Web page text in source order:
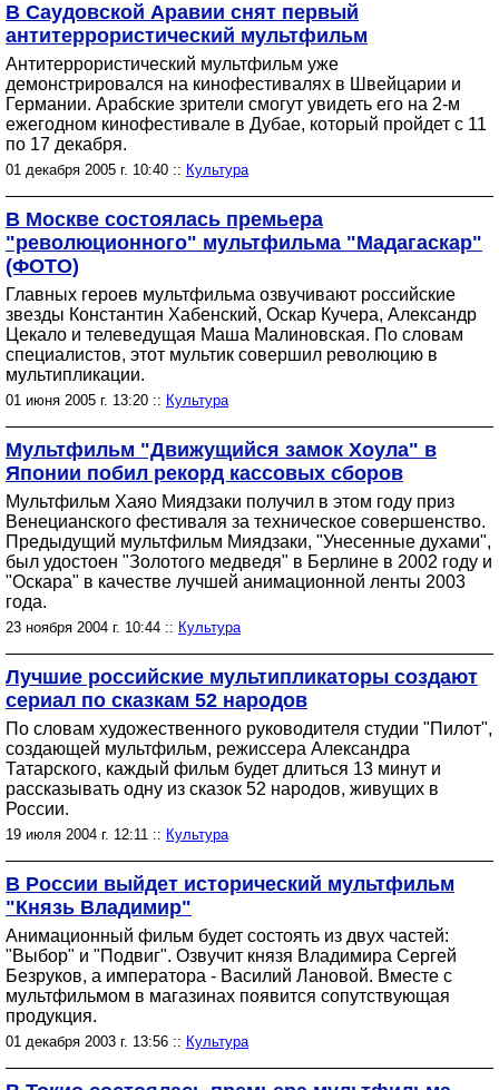
В Саудовской Аравии снят первый
антитеррористический мультфильм
Антитеррористический мультфильм уже
демонстрировался на кинофестивалях в Швейцарии и
Германии. Арабские зрители смогут увидеть его на 2-м
ежегодном кинофестивале в Дубае, который пройдет с 11
по 17 декабря.
01 декабря 2005 г. 10:40 :: Культура
В Москве состоялась премьера
"революционного" мультфильма "Мадагаскар"
(ФОТО)
Главных героев мультфильма озвучивают российские
звезды Константин Хабенский, Оскар Кучера, Александр
Цекало и телеведущая Маша Малиновская. По словам
специалистов, этот мультик совершил революцию в
мультипликации.
01 июня 2005 г. 13:20 :: Культура
Мультфильм "Движущийся замок Хоула" в
Японии побил рекорд кассовых сборов
Мультфильм Хаяо Миядзаки получил в этом году приз
Венецианского фестиваля за техническое совершенство.
Предыдущий мультфильм Миядзаки, "Унесенные духами",
был удостоен "Золотого медведя" в Берлине в 2002 году и
"Оскара" в качестве лучшей анимационной ленты 2003
года.
23 ноября 2004 г. 10:44 :: Культура
Лучшие российские мультипликаторы создают
сериал по сказкам 52 народов
По словам художественного руководителя студии "Пилот",
создающей мультфильм, режиссера Александра
Татарского, каждый фильм будет длиться 13 минут и
рассказывать одну из сказок 52 народов, живущих в
России.
19 июля 2004 г. 12:11 :: Культура
В России выйдет исторический мультфильм
"Князь Владимир"
Анимационный фильм будет состоять из двух частей:
"Выбор" и "Подвиг". Озвучит князя Владимира Сергей
Безруков, а императора - Василий Лановой. Вместе с
мультфильмом в магазинах появится сопутствующая
продукция.
01 декабря 2003 г. 13:56 :: Культура